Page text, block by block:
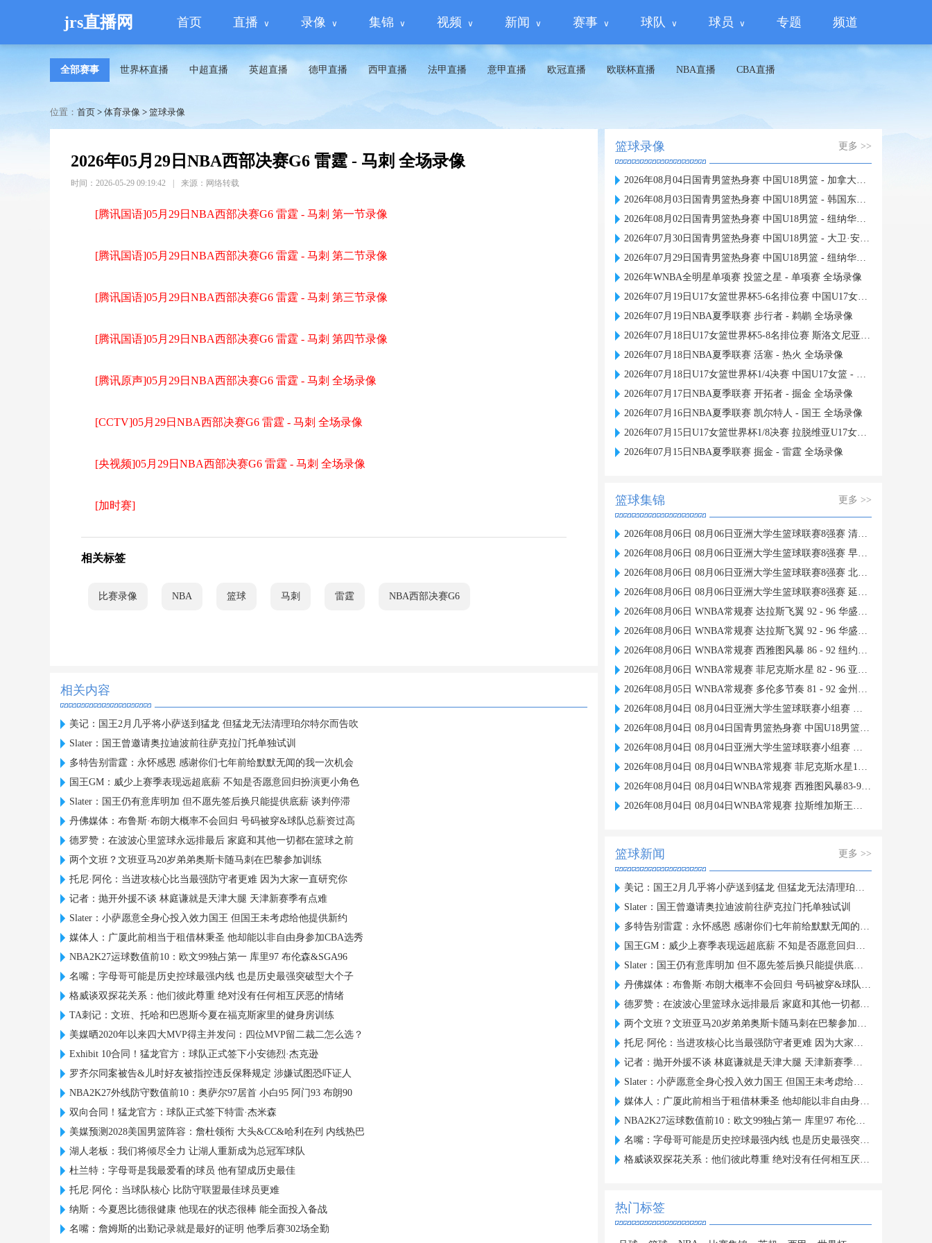
jrs直播网 首页 直播 录像 集锦 视频 新闻 赛事 球队 球员 专题 频道
全部赛事 世界杯直播 中超直播 英超直播 德甲直播 西甲直播 法甲直播 意甲直播 欧冠直播 欧联杯直播 NBA直播 CBA直播
位置： 首页 > 体育录像 > 篮球录像
2026年05月29日NBA西部决赛G6 雷霆 - 马刺 全场录像
时间：2026-05-29 09:19:42 来源：网络转载
[腾讯国语]05月29日NBA西部决赛G6 雷霆 - 马刺 第一节录像
[腾讯国语]05月29日NBA西部决赛G6 雷霆 - 马刺 第二节录像
[腾讯国语]05月29日NBA西部决赛G6 雷霆 - 马刺 第三节录像
[腾讯国语]05月29日NBA西部决赛G6 雷霆 - 马刺 第四节录像
[腾讯原声]05月29日NBA西部决赛G6 雷霆 - 马刺 全场录像
[CCTV]05月29日NBA西部决赛G6 雷霆 - 马刺 全场录像
[央视频]05月29日NBA西部决赛G6 雷霆 - 马刺 全场录像
[加时赛]
相关标签
比赛录像 NBA 篮球 马刺 雷霆 NBA西部决赛G6
相关内容
美记：国王2月几乎将小萨送到猛龙 但猛龙无法清理珀尔特尔而告吹
Slater：国王曾邀请奥拉迪波前往萨克拉门托单独试训
多特告别雷霆：永怀感恩 感谢你们七年前给默默无闻的我一次机会
国王GM：威少上赛季表现远超底薪 不知是否愿意回归扮演更小角色
Slater：国王仍有意库明加 但不愿先签后换只能提供底薪 谈判停滞
丹佛媒体：布鲁斯·布朗大概率不会回归 号码被穿&球队总薪资过高
德罗赞：在波波心里篮球永远排最后 家庭和其他一切都在篮球之前
两个文班？文班亚马20岁弟弟奥斯卡随马刺在巴黎参加训练
托尼·阿伦：当进攻核心比当最强防守者更难 因为大家一直研究你
记者：抛开外援不谈 林庭谦就是天津大腿 天津新赛季有点难
Slater：小萨愿意全身心投入效力国王 但国王未考虑给他提供新约
媒体人：广厦此前相当于租借林秉圣 他却能以非自由身参加CBA选秀
NBA2K27运球数值前10：欧文99独占第一 库里97 布伦森&SGA96
名嘴：字母哥可能是历史控球最强内线 也是历史最强突破型大个子
格威谈双探花关系：他们彼此尊重 绝对没有任何相互厌恶的情绪
TA刺记：文班、托哈和巴恩斯今夏在福克斯家里的健身房训练
美媒晒2020年以来四大MVP得主并发问：四位MVP留二裁二怎么选？
Exhibit 10合同！猛龙官方：球队正式签下小安德烈·杰克逊
罗齐尔同案被告&儿时好友被指控违反保释规定 涉嫌试图恐吓证人
NBA2K27外线防守数值前10：奥萨尔97居首 小白95 阿门93 布朗90
双向合同！猛龙官方：球队正式签下特雷·杰米森
美媒预测2028美国男篮阵容：詹杜领衔 大头&CC&哈利在列 内线热巴
湖人老板：我们将倾尽全力 让湖人重新成为总冠军球队
杜兰特：字母哥是我最爱看的球员 他有望成历史最佳
托尼·阿伦：当球队核心 比防守联盟最佳球员更难
纳斯：今夏恩比德很健康 他现在的状态很棒 能全面投入备战
名嘴：詹姆斯的出勤记录就是最好的证明 他季后赛302场全勤
篮球录像 更多 >>
2026年08月04日国青男篮热身赛 中国U18男篮 - 加拿大大卫·安篮球学院 全场录像
2026年08月03日国青男篮热身赛 中国U18男篮 - 韩国东国大学 全场录像
2026年08月02日国青男篮热身赛 中国U18男篮 - 纽纳华丁闪电队 全场录像
2026年07月30日国青男篮热身赛 中国U18男篮 - 大卫·安篮球学院 全场录像
2026年07月29日国青男篮热身赛 中国U18男篮 - 纽纳华丁闪电队 全场录像
2026年WNBA全明星单项赛 投篮之星 - 单项赛 全场录像
2026年07月19日U17女篮世界杯5-6名排位赛 中国U17女篮 - 新西兰U17女篮 全场录像
2026年07月19日NBA夏季联赛 步行者 - 鹈鹕 全场录像
2026年07月18日U17女篮世界杯5-8名排位赛 斯洛文尼亚U17女篮 - 中国U17女篮 全场录像
2026年07月18日NBA夏季联赛 活塞 - 热火 全场录像
2026年07月18日U17女篮世界杯1/4决赛 中国U17女篮 - 加拿大U17女篮 录像
2026年07月17日NBA夏季联赛 开拓者 - 掘金 全场录像
2026年07月16日NBA夏季联赛 凯尔特人 - 国王 全场录像
2026年07月15日U17女篮世界杯1/8决赛 拉脱维亚U17女篮 - 中国U17女篮 录像
2026年07月15日NBA夏季联赛 掘金 - 雷霆 全场录像
篮球集锦 更多 >>
2026年08月06日 08月06日亚洲大学生篮球联赛8强赛 清华大学 85 - 81 菲律宾大学 集锦
2026年08月06日 08月06日亚洲大学生篮球联赛8强赛 早稻田大学 78 - 71 高丽大学 集锦
2026年08月06日 08月06日亚洲大学生篮球联赛8强赛 北京大学 77 - 79 上海交通大学 集锦
2026年08月06日 08月06日亚洲大学生篮球联赛8强赛 延世大学 67 - 72 政治大学 集锦
2026年08月06日 WNBA常规赛 达拉斯飞翼 92 - 96 华盛顿神秘人 全场集锦
2026年08月06日 WNBA常规赛 达拉斯飞翼 92 - 96 华盛顿神秘人 全场集锦
2026年08月06日 WNBA常规赛 西雅图风暴 86 - 92 纽约自由人 全场集锦
2026年08月06日 WNBA常规赛 菲尼克斯水星 82 - 96 亚特兰大梦想 全场集锦
2026年08月05日 WNBA常规赛 多伦多节奏 81 - 92 金州女武神 全场集锦
2026年08月04日 08月04日亚洲大学生篮球联赛小组赛 延世大学 82 - 83 北京大学 集锦
2026年08月04日 08月04日国青男篮热身赛 中国U18男篮 94 - 85 加拿大大卫·安篮球学院 集锦
2026年08月04日 08月04日亚洲大学生篮球联赛小组赛 早稻田大学 71 - 86 清华大学 集锦
2026年08月04日 08月04日WNBA常规赛 菲尼克斯水星106-101芝加哥天空 全场集锦
2026年08月04日 08月04日WNBA常规赛 西雅图风暴83-95纽约自由人 全场集锦
2026年08月04日 08月04日WNBA常规赛 拉斯维加斯王牌109-87亚特兰大梦想 全场集锦
篮球新闻 更多 >>
美记：国王2月几乎将小萨送到猛龙 但猛龙无法清理珀尔特尔而告吹
Slater：国王曾邀请奥拉迪波前往萨克拉门托单独试训
多特告别雷霆：永怀感恩 感谢你们七年前给默默无闻的我一次机会
国王GM：威少上赛季表现远超底薪 不知是否愿意回归扮演更小角色
Slater：国王仍有意库明加 但不愿先签后换只能提供底薪 谈判停滞
丹佛媒体：布鲁斯·布朗大概率不会回归 号码被穿&球队总薪资过高
德罗赞：在波波心里篮球永远排最后 家庭和其他一切都在篮球之前
两个文班？文班亚马20岁弟弟奥斯卡随马刺在巴黎参加训练
托尼·阿伦：当进攻核心比当最强防守者更难 因为大家一直研究你
记者：抛开外援不谈 林庭谦就是天津大腿 天津新赛季有点难
Slater：小萨愿意全身心投入效力国王 但国王未考虑给他提供新约
媒体人：广厦此前相当于租借林秉圣 他却能以非自由身参加CBA选秀
NBA2K27运球数值前10：欧文99独占第一 库里97 布伦森&SGA96
名嘴：字母哥可能是历史控球最强内线 也是历史最强突破型大个子
格威谈双探花关系：他们彼此尊重 绝对没有任何相互厌恶的情绪
热门标签